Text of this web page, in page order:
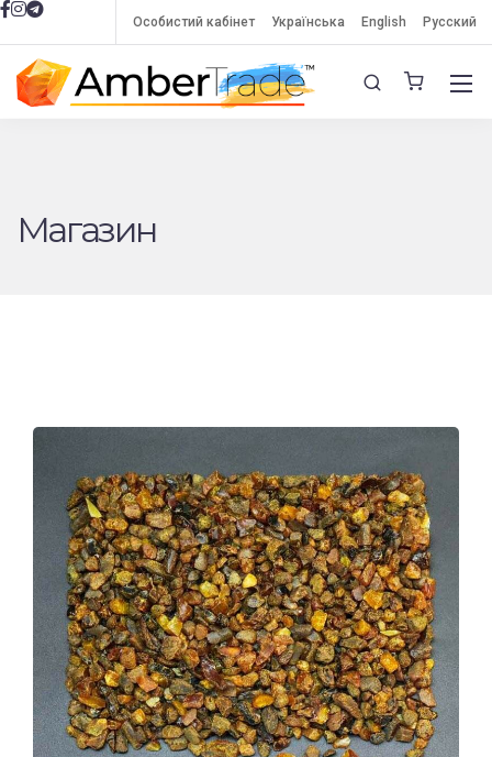
Особистий кабінет Українська English Русский
Магазин